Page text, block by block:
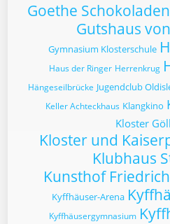
Goethe
Gutshaus
Gymnasium Klosterschule
Haus der Ringer Herrenkrug
Hängeseilbrücke Jugendclub
Keller Achteckhaus Klangkino
Kloster
Kloster und
Klubhaus
Kunsthof
Kyffhäuser-Arena
Kyffhäusergymnasium